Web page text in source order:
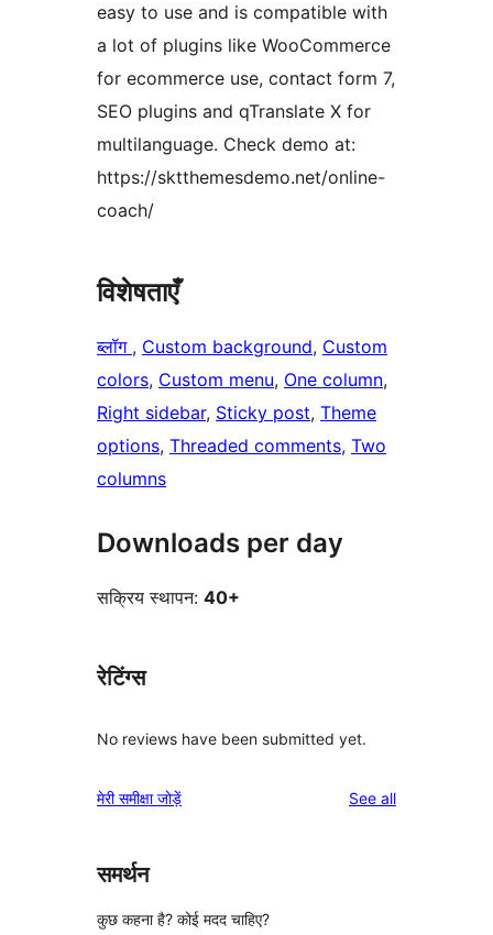
easy to use and is compatible with
a lot of plugins like WooCommerce
for ecommerce use, contact form 7,
SEO plugins and qTranslate X for
multilanguage. Check demo at:
https://sktthemesdemo.net/online-
coach/
विशेषताएँ
ब्लॉग , Custom background, Custom
colors, Custom menu, One column
Right sidebar, Sticky post, Theme
options, Threaded comments, Two
columns
Downloads per day
सक्रिय स्थापन: 40+
रेटिंग्स
No reviews have been submitted yet.
मेरी समीक्षा जोड़ें See allreviews
समर्थन
कुछ कहना है? कोई मदद चाहिए?